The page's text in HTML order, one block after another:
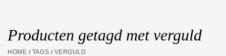
Huwelijk
Producten getagd met verguld
HOME / TAGS / VERGULD